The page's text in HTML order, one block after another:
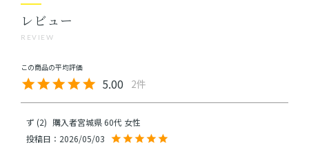
REVIEW
レビュー
5.00 2
ず 2 購入者宮城県60代 女性
投稿日
2026/05/03